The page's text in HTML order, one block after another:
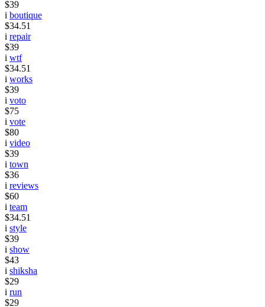
$39
i boutique
$34.51
i repair
$39
i wtf
$34.51
i works
$39
i voto
$75
i vote
$80
i video
$39
i town
$36
i reviews
$60
i team
$34.51
i style
$39
i show
$43
i shiksha
$29
i run
$29